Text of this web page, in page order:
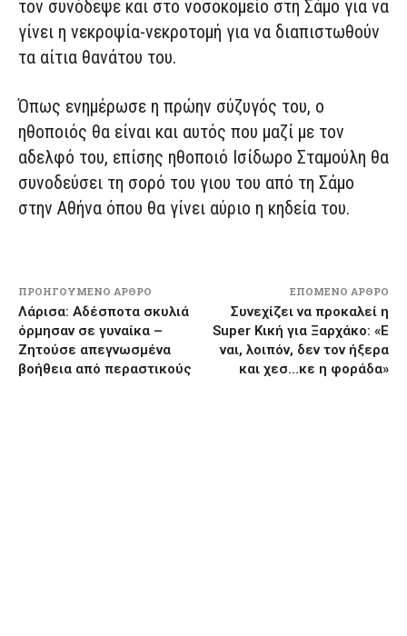
τον συνόδεψε και στο νοσοκομείο στη Σάμο για να
γίνει η νεκροψία-νεκροτομή για να διαπιστωθούν
τα αίτια θανάτου του.
Όπως ενημέρωσε η πρώην σύζυγός του, ο
ηθοποιός θα είναι και αυτός που μαζί με τον
αδελφό του, επίσης ηθοποιό Ισίδωρο Σταμούλη θα
συνοδεύσει τη σορό του γιου του από τη Σάμο
στην Αθήνα όπου θα γίνει αύριο η κηδεία του.
ΠΡΟΗΓΟΎΜΕΝΟ ΆΡΘΡΟ
Λάρισα: Αδέσποτα σκυλιά
όρμησαν σε γυναίκα –
Ζητούσε απεγνωσμένα
βοήθεια από περαστικούς
ΕΠΌΜΕΝΟ ΆΡΘΡΟ
Συνεχίζει να προκαλεί η
Super Κική για Ξαρχάκο: «Ε
ναι, λοιπόν, δεν τον ήξερα
και χεσ…κε η φοράδα»